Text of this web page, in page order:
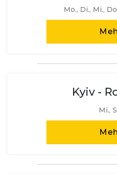
Mo., Di., Mi.,
Kyiv -
Mi.,